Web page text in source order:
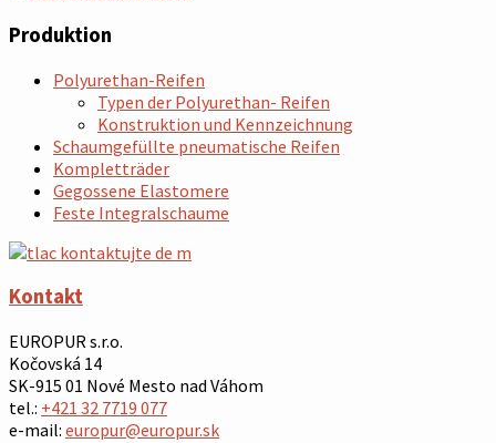
Produktion
Polyurethan-Reifen
Typen der Polyurethan- Reifen
Konstruktion und Kennzeichnung
Schaumgefüllte pneumatische Reifen
Kompletträder
Gegossene Elastomere
Feste Integralschaume
Kontakt
EUROPUR s.r.o.
Kočovská 14
SK-915 01 Nové Mesto nad Váhom
tel.: +421 32 7719 077
e-mail: europur@europur.sk